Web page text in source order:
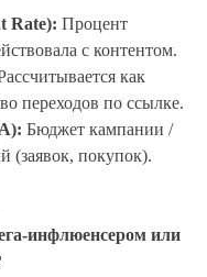
Rate): Процент
с контентом.
как
переходов по ссылке.
Бюджет кампании /
(заявок, покупок).
инфлюенсером или